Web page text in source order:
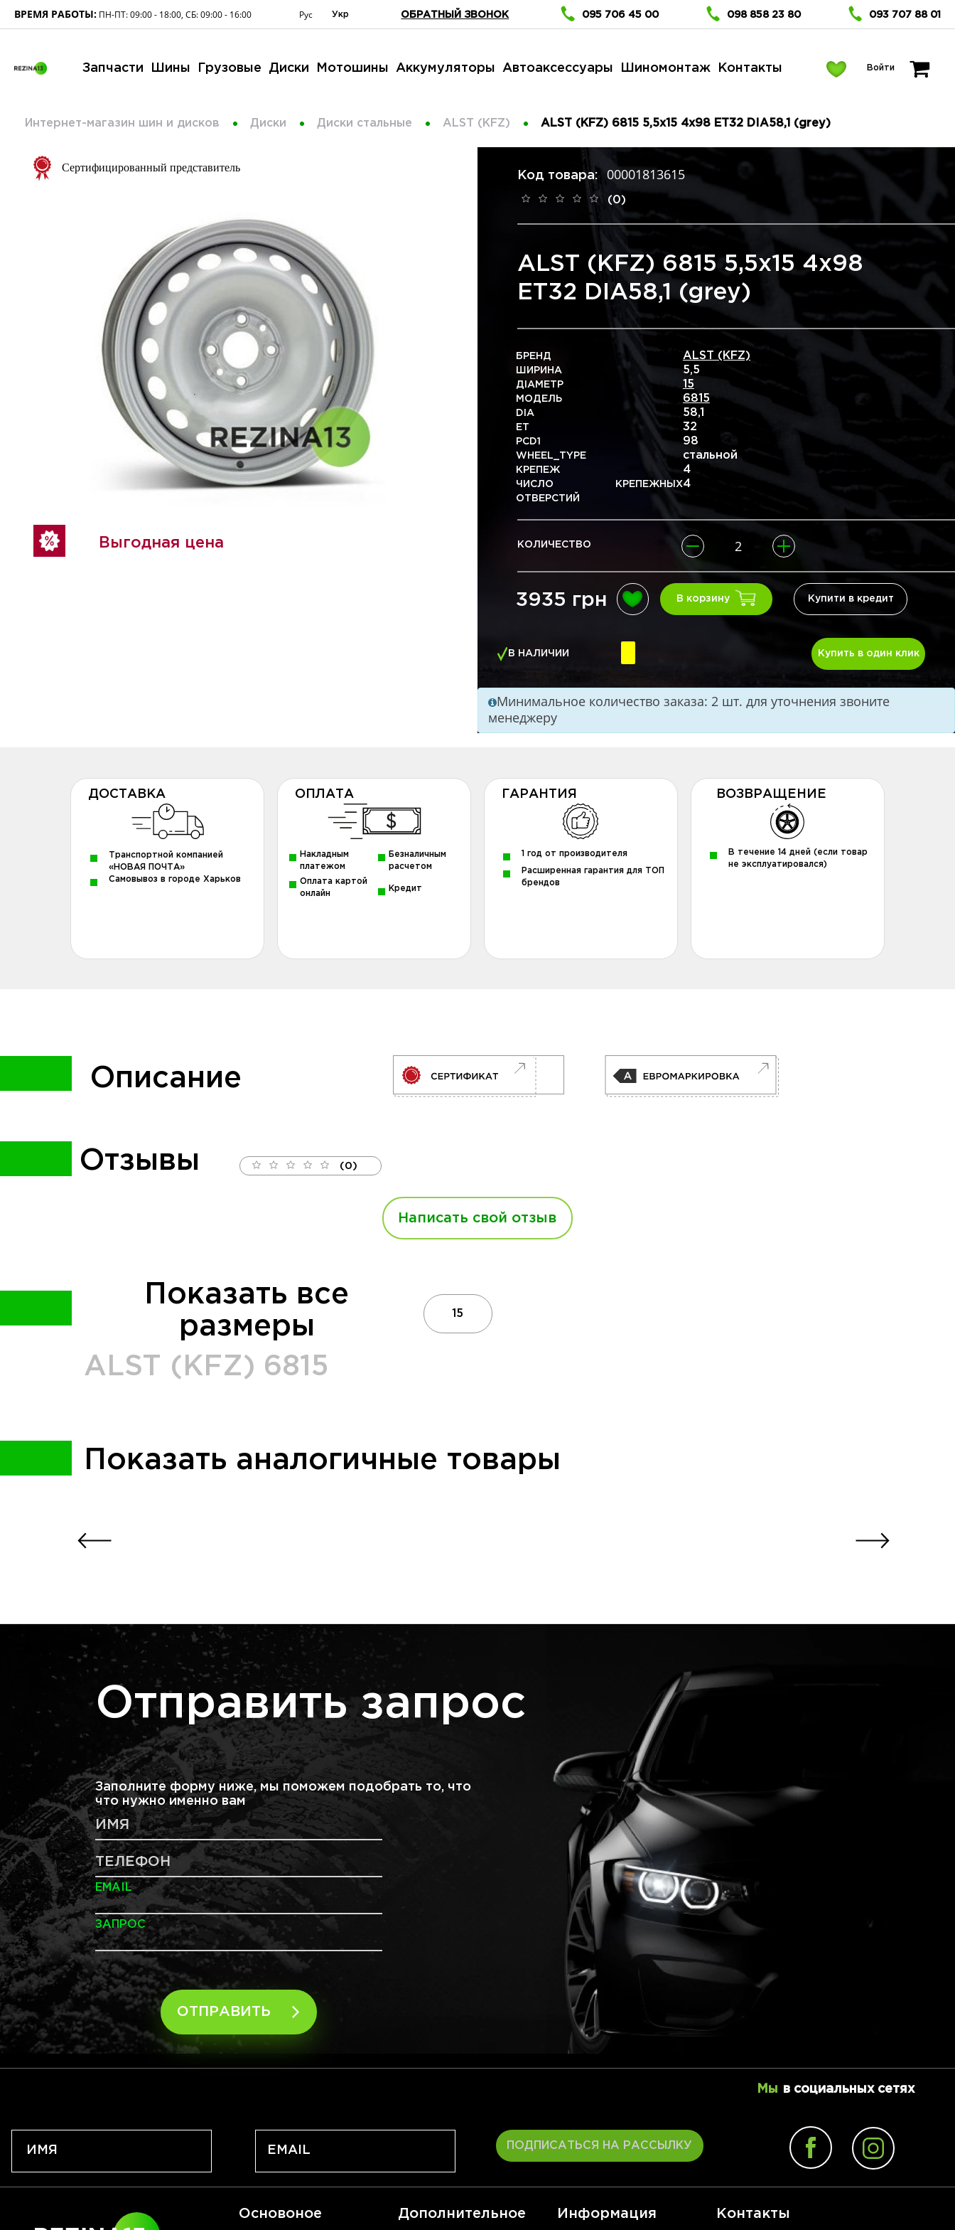
ВРЕМЯ РАБОТЫ: ПН-ПТ: 09:00 - 18:00, СБ: 09:00 - 16:00 Рус Укр ОБРАТНЫЙ ЗВОНОК 095 706 45 00 098 858 23 80 093 707 88 01
Запчасти Шины Грузовые Диски Мотошины Аккумуляторы Автоаксессуары Шиномонтаж Контакты Войти
Интернет-магазин шин и дисков Диски Диски стальные ALST (KFZ) ALST (KFZ) 6815 5,5x15 4x98 ET32 DIA58,1 (grey)
Сертифицированный представитель
Выгодная цена
Код товара: 00001813615
(0)
ALST (KFZ) 6815 5,5x15 4x98
ET32 DIA58,1 (grey)
БРЕНД ALST (KFZ)
ШИРИНА 5,5
ДІАМЕТР 15
МОДЕЛЬ 6815
DIA 58,1
ET 32
PCD1 98
WHEEL_TYPE стальной
КРЕПЕЖ 4
ЧИСЛО КРЕПЕЖНЫХ
ОТВЕРСТИЙ
4
КОЛИЧЕСТВО
3935 грн В корзину Купити в кредит
Купить в один клик
В НАЛИЧИИ
Минимальное количество заказа: 2 шт. для уточнения звоните
менеджеру
ДОСТАВКА
Транспортной компанией
«НОВАЯ ПОЧТА»
Самовывоз в городе Харьков
ОПЛАТА
Накладным
платежом
Безналичным
расчетом
Оплата картой
онлайн
Кредит
ГАРАНТИЯ
1 год от производителя
Расширенная гарантия для ТОП
брендов
ВОЗВРАЩЕНИЕ
В течение 14 дней (если товар
не эксплуатировался)
Описание
Отзывы (0)
Написать свой отзыв
Показать все
размеры
ALST (KFZ) 6815
15
Показать аналогичные товары
Отправить запрос
Заполните форму ниже, мы поможем подобрать то, что
что нужно именно вам
ИМЯ
ТЕЛЕФОН
EMAIL
ЗАПРОС
ОТПРАВИТЬ
Мы в социальных сетях
ПОДПИСАТЬСЯ НА РАССЫЛКУ
Основоное Дополнительное Информация Контакты